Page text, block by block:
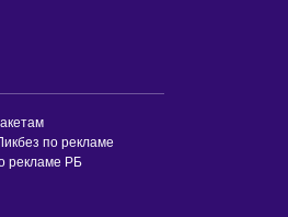
по рекламе
рекламе РБ